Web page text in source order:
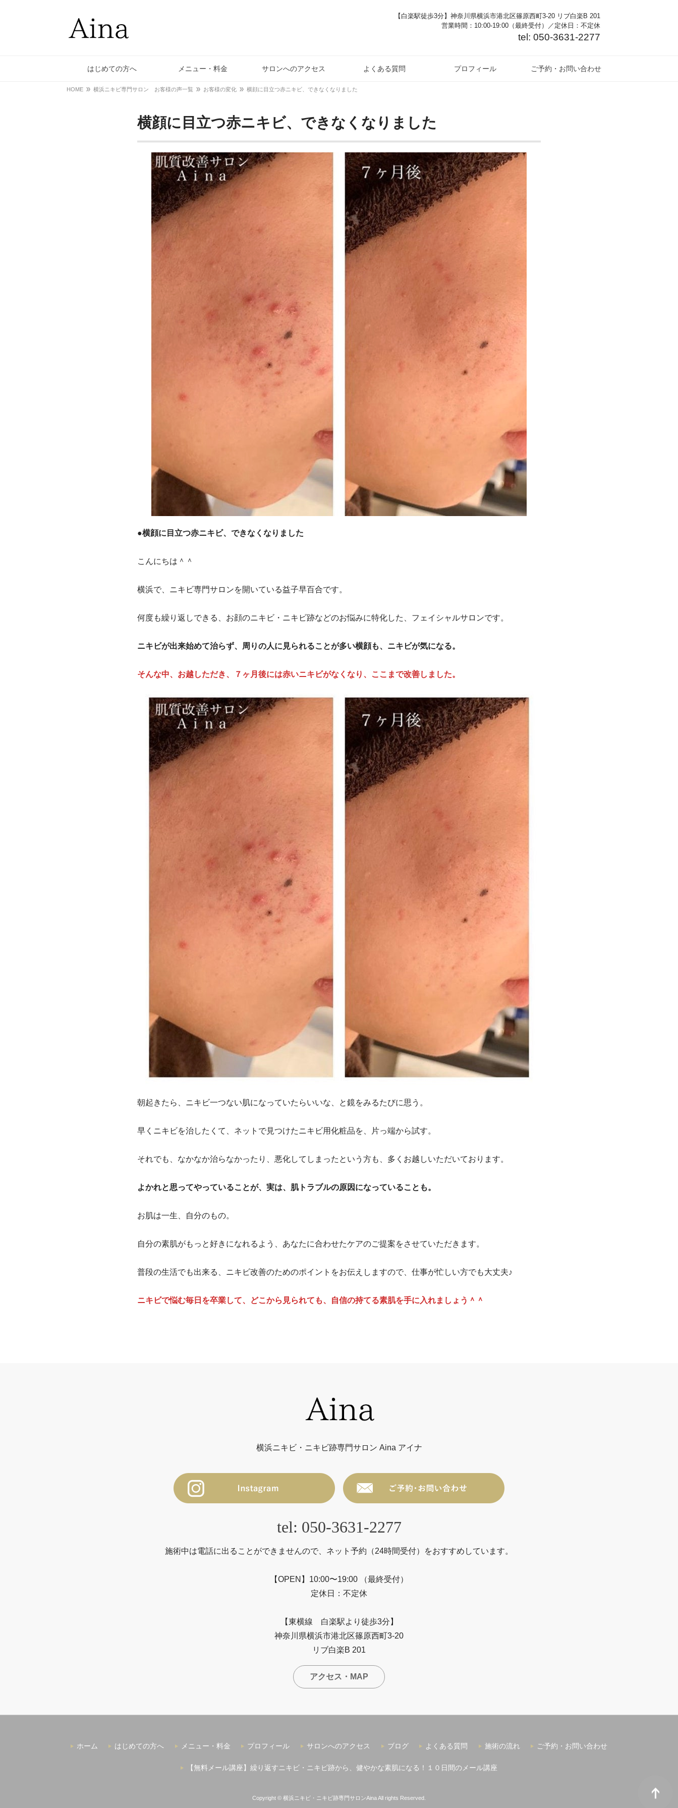
【白楽駅徒歩3分】神奈川県横浜市港北区篠原西町3-20 リブ白楽B 201
営業時間：10:00-19:00（最終受付）／定休日：不定休
tel: 050-3631-2277
はじめての方へ メニュー・料金 サロンへのアクセス よくある質問 プロフィール ご予約・お問い合わせ
HOME 横浜ニキビ専門サロン お客様の声一覧 お客様の変化 横顔に目立つ赤ニキビ、できなくなりました
横顔に目立つ赤ニキビ、できなくなりました
●横顔に目立つ赤ニキビ、できなくなりました
こんにちは＾＾
横浜で、ニキビ専門サロンを開いている益子早百合です。
何度も繰り返しできる、お顔のニキビ・ニキビ跡などのお悩みに特化した、フェイシャルサロンです。
ニキビが出来始めて治らず、周りの人に見られることが多い横顔も、ニキビが気になる。
そんな中、お越しただき、７ヶ月後には赤いニキビがなくなり、ここまで改善しました。
朝起きたら、ニキビ一つない肌になっていたらいいな、と鏡をみるたびに思う。
早くニキビを治したくて、ネットで見つけたニキビ用化粧品を、片っ端から試す。
それでも、なかなか治らなかったり、悪化してしまったという方も、多くお越しいただいております。
よかれと思ってやっていることが、実は、肌トラブルの原因になっていることも。
お肌は一生、自分のもの。
自分の素肌がもっと好きになれるよう、あなたに合わせたケアのご提案をさせていただきます。
普段の生活でも出来る、ニキビ改善のためのポイントをお伝えしますので、仕事が忙しい方でも大丈夫♪
ニキビで悩む毎日を卒業して、どこから見られても、自信の持てる素肌を手に入れましょう＾＾
横浜ニキビ・ニキビ跡専門サロン Aina アイナ
tel: 050-3631-2277
施術中は電話に出ることができませんので、ネット予約（24時間受付）をおすすめしています。
【OPEN】10:00〜19:00 （最終受付）
定休日：不定休
【東横線 白楽駅より徒歩3分】
神奈川県横浜市港北区篠原西町3-20
リブ白楽B 201
アクセス・MAP
ホーム はじめての方へ メニュー・料金 プロフィール サロンへのアクセス ブログ よくある質問 施術の流れ ご予約・お問い合わせ
【無料メール講座】繰り返すニキビ・ニキビ跡から、健やかな素肌になる！１０日間のメール講座
Copyright © 横浜ニキビ・ニキビ跡専門サロンAinaAll rights Reserved.